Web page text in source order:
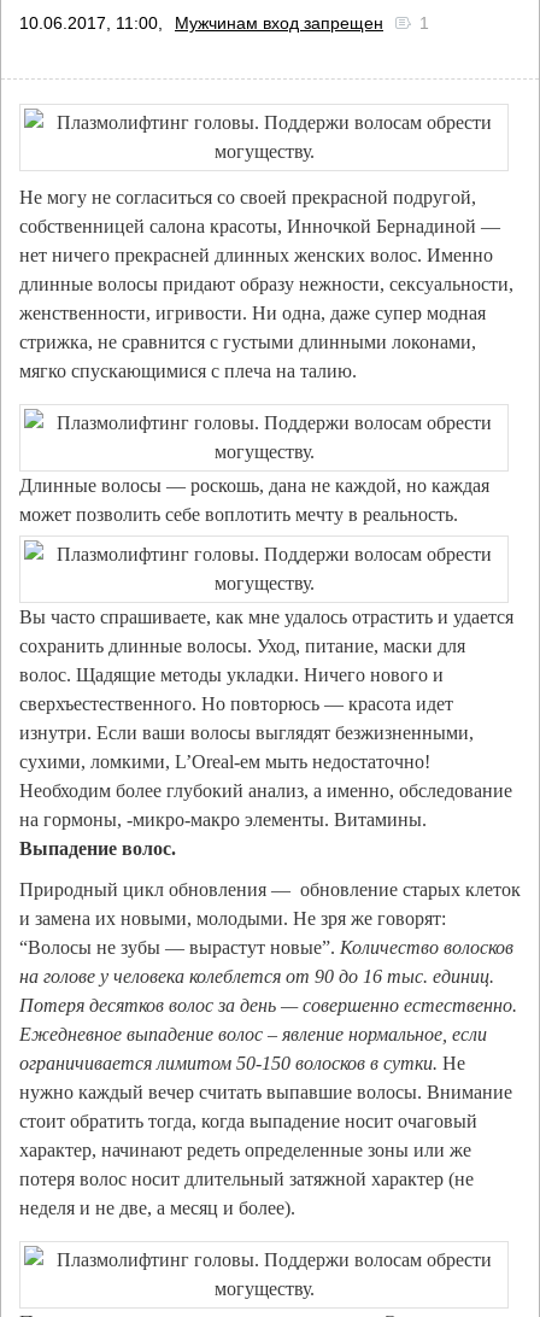
10.06.2017, 11:00, Mужчинам вход запрещен 1
Не могу не согласиться со своей прекрасной подругой,
собственницей салона красоты, Инночкой Бернадиной —
нет ничего прекрасней длинных женских волос. Именно
длинные волосы придают образу нежности, сексуальности,
женственности, игривости. Ни одна, даже супер модная
стрижка, не сравнится с густыми длинными локонами,
мягко спускающимися с плеча на талию.
Длинные волосы — роскошь, дана не каждой, но каждая
может позволить себе воплотить мечту в реальность.
Вы часто спрашиваете, как мне удалось отрастить и удается
сохранить длинные волосы. Уход, питание, маски для
волос. Щадящие методы укладки. Ничего нового и
сверхъестественного. Но повторюсь — красота идет
изнутри. Если ваши волосы выглядят безжизненными,
сухими, ломкими, L’Оreal-ем мыть недостаточно!
Необходим более глубокий анализ, а именно, обследование
на гормоны, -микро-макро элементы. Витамины.
Выпадение волос.
Природный цикл обновления — обновление старых клеток
и замена их новыми, молодыми. Не зря же говорят:
“Волосы не зубы — вырастут новые”. Количество волосков
на голове у человека колеблется от 90 до 16 тыс. единиц.
Потеря десятков волос за день — совершенно естественно.
Ежедневное выпадение волос – явление нормальное, если
ограничивается лимитом 50-150 волосков в сутки. Не
нужно каждый вечер считать выпавшие волосы. Внимание
стоит обратить тогда, когда выпадение носит очаговый
характер, начинают редеть определенные зоны или же
потеря волос носит длительный затяжной характер (не
неделя и не две, а месяц и более).